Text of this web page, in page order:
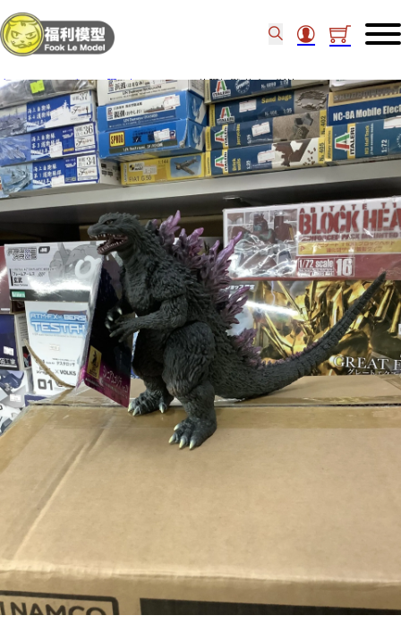
主頁 / Figure類 / 膠公仔 / Bandai 軟膠怪獸 傳奇哥斯拉 ver.2.0 71265